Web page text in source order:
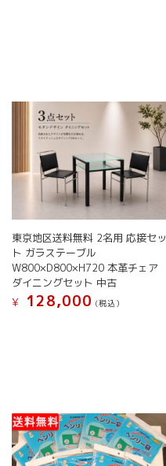
東京地区送料無料 2名用 応接セッ
ト ガラステーブル
W800×D800×H720 本革チェア
ダイニングセット 中古
¥
128,000 (税込）
複
数
の